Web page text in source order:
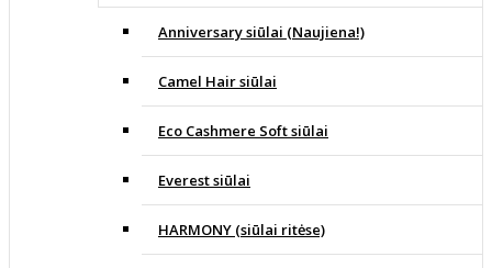
Anniversary siūlai (Naujiena!)
Camel Hair siūlai
Eco Cashmere Soft siūlai
Everest siūlai
HARMONY (siūlai ritėse)